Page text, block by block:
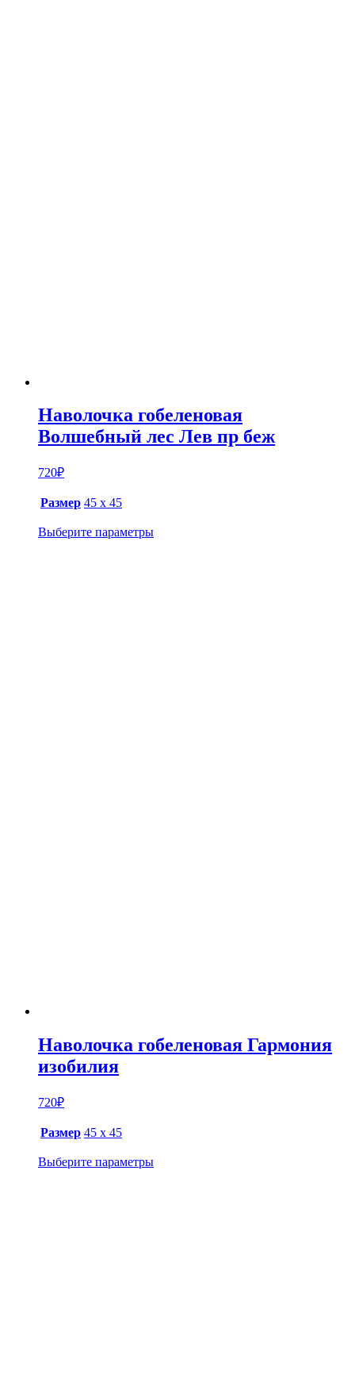
Наволочка гобеленовая
Волшебный лес Лев пр беж
720₽
Размер 45 х 45
Выберите параметры
Наволочка гобеленовая Гармония
изобилия
720₽
Размер 45 х 45
Выберите параметры